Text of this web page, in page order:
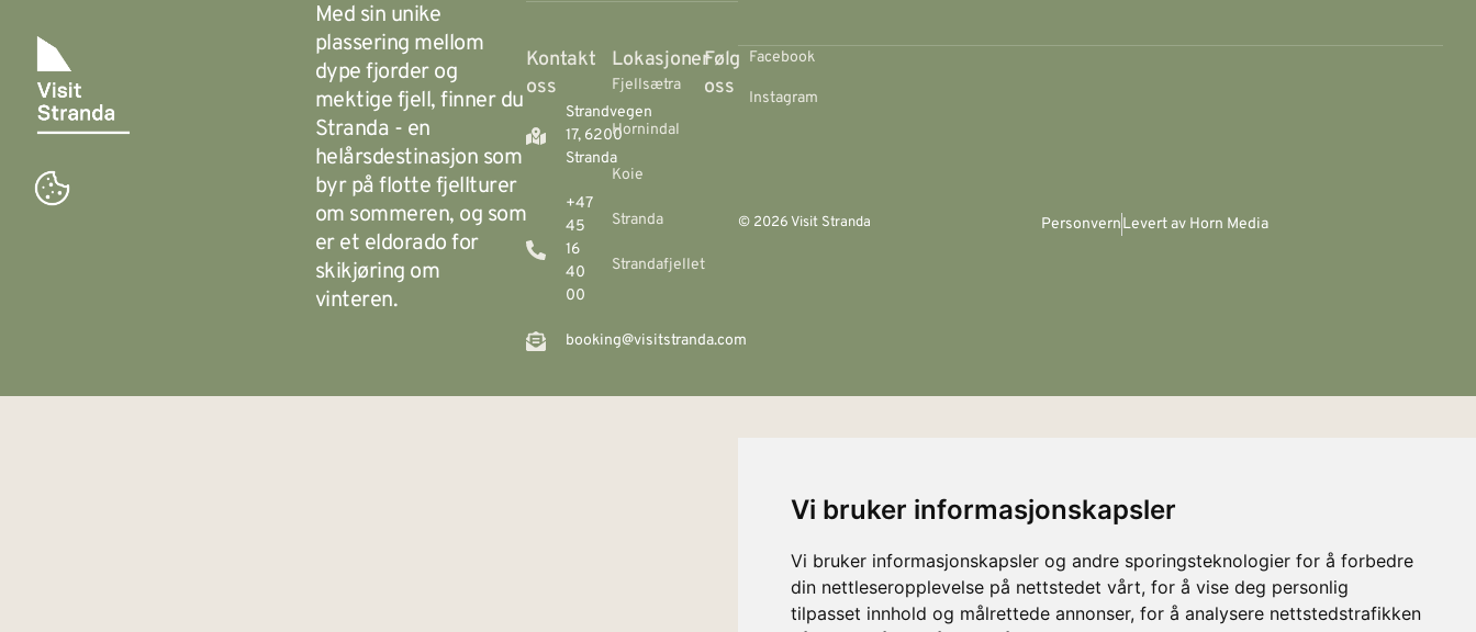
Vi bruker informasjonskapsler
Vi bruker informasjonskapsler og andre sporingsteknologier for å forbedre
din nettleseropplevelse på nettstedet vårt, for å vise deg personlig
tilpasset innhold og målrettede annonser, for å analysere nettstedstrafikken
Med sin unike
plassering mellom
dype fjorder og
mektige fjell, finner du
Stranda - en
helårsdestinasjon som
byr på flotte fjellturer
om sommeren, og som
er et eldorado for
skikjøring om
vinteren.
Kontakt
oss
Strandvegen
17, 6200
Stranda
+47
45
16
40
00
booking@visitstranda.com
Lokasjoner
Fjellsætra
Hornindal
Koie
Stranda
Strandafjellet
Følg
oss
Facebook
Instagram
© 2026 Visit Stranda PersonvernLevert av Horn Media